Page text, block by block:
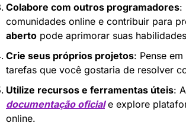
Colabore com outros programadores:
comunidades online e contribuir para
aberto pode aprimorar suas
Crie seus próprios projetos: Pense
tarefas que você gostaria de resolver
Utilize recursos e ferramentas úteis
documentação oficial e explore
online.